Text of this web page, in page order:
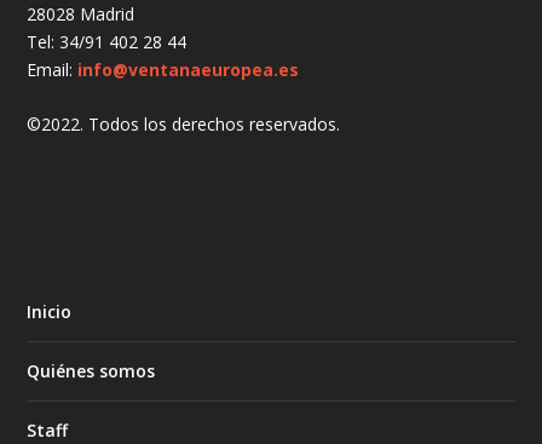
28028 Madrid
Tel: 34/91 402 28 44
Email: info@ventanaeuropea.es
©2022. Todos los derechos reservados.
Inicio
Quiénes somos
Staff